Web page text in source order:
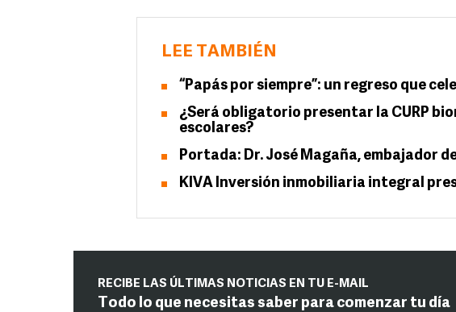
LEE TAMBIÉN
“Papás por siempre”: un regreso que
¿Será obligatorio presentar la CURP
escolares?
Portada: Dr. José Magaña, embajador
KIVA Inversión inmobiliaria integral
RECIBE LAS ÚLTIMAS NOTICIAS EN TU E-MAIL
Todo lo que necesitas saber para comenzar tu día